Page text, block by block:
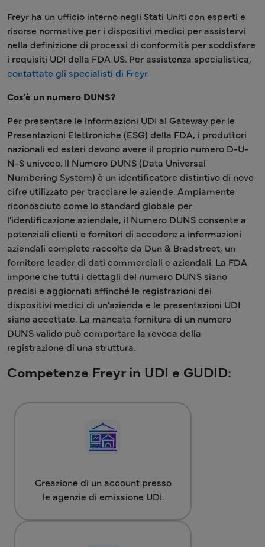
Freyr ha un ufficio interno negli Stati Uniti con esperti e
risorse normative per i dispositivi medici per assistervi
nella definizione di processi di conformità per soddisfare
i requisiti UDI della FDA US. Per assistenza specialistica,
contattate gli specialisti di Freyr.
Cos'è un numero DUNS?
Per presentare le informazioni UDI al Gateway per le
Presentazioni Elettroniche (ESG) della FDA, i produttori
nazionali ed esteri devono avere il proprio numero D-U-
N-S univoco. Il Numero DUNS (Data Universal
Numbering System) è un identificatore distintivo di nove
cifre utilizzato per tracciare le aziende. Ampiamente
riconosciuto come lo standard globale per
l'identificazione aziendale, il Numero DUNS consente a
potenziali clienti e fornitori di accedere a informazioni
aziendali complete raccolte da Dun & Bradstreet, un
fornitore leader di dati commerciali e aziendali. La FDA
impone che tutti i dettagli del numero DUNS siano
precisi e aggiornati affinché le registrazioni dei
dispositivi medici di un'azienda e le presentazioni UDI
siano accettate. La mancata fornitura di un numero
DUNS valido può comportare la revoca della
registrazione di una struttura.
Competenze Freyr in UDI e GUDID:
Creazione di un account presso
le agenzie di emissione UDI.